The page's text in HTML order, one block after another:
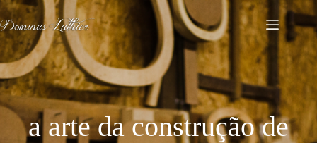
a arte da construção de